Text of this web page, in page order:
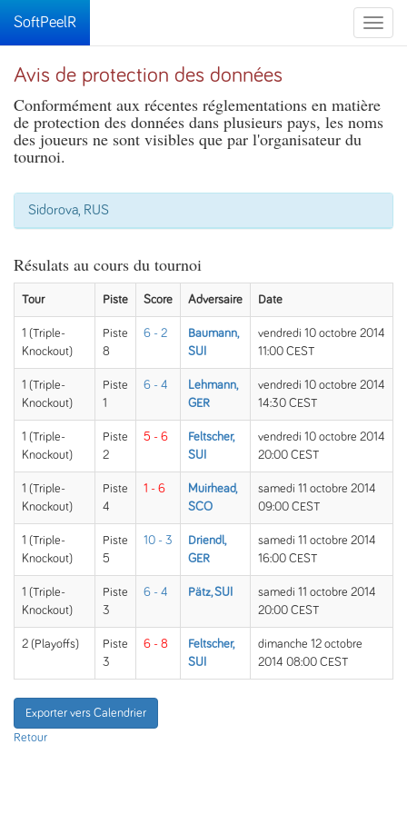
Toggle
SoftPeelR
Avis de protection des données
Conformément aux récentes réglementations en matière
de protection des données dans plusieurs pays, les noms
des joueurs ne sont visibles que par l'organisateur du
tournoi.
Sidorova, RUS
Résulats au cours du tournoi
Tour Piste Score Adversaire Date
1 (Triple-
Knockout)
Piste
8
6 - 2
Baumann,
SUI
vendredi 10 octobre 2014
11:00 CEST
1 (Triple-
Knockout)
Piste
1
6 - 4
Lehmann,
GER
vendredi 10 octobre 2014
14:30 CEST
1 (Triple-
Knockout)
Piste
2
5 - 6
Feltscher,
SUI
vendredi 10 octobre 2014
20:00 CEST
1 (Triple-
Knockout)
Piste
4
1 - 6
Muirhead,
SCO
samedi 11 octobre 2014
09:00 CEST
1 (Triple-
Knockout)
Piste
5
10 - 3
Driendl,
GER
samedi 11 octobre 2014
16:00 CEST
1 (Triple-
Knockout)
Piste
3
6 - 4 Pätz, SUI
samedi 11 octobre 2014
20:00 CEST
2 (Playoffs)
Piste
3
6 - 8
Feltscher,
SUI
dimanche 12 octobre
2014 08:00 CEST
Exporter vers Calendrier
Retour